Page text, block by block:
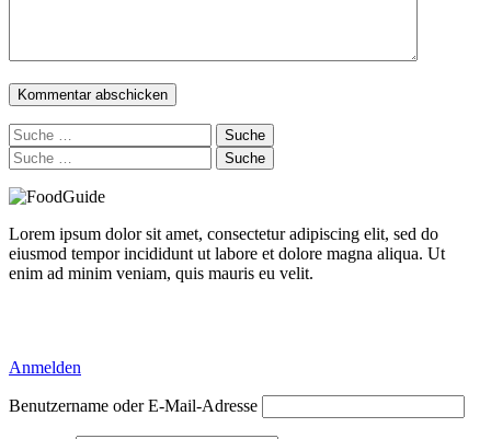
Suche
nach:
Suche
nach:
Lorem ipsum dolor sit amet, consectetur adipiscing elit, sed do
eiusmod tempor incididunt ut labore et dolore magna aliqua. Ut
enim ad minim veniam, quis mauris eu velit.
Anmelden
Benutzername oder E-Mail-Adresse